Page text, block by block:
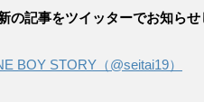
の記事をツイッターでお知らせ
BOY STORY（@seitai19）